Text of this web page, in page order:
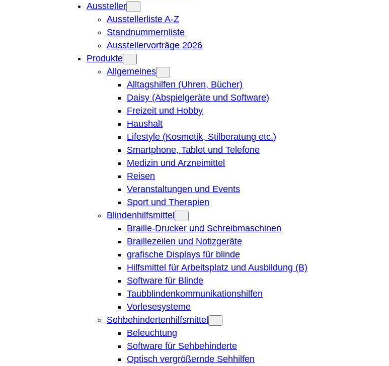
Aussteller
Ausstellerliste A-Z
Standnummernliste
Ausstellervorträge 2026
Produkte
Allgemeines
Alltagshilfen (Uhren, Bücher)
Daisy (Abspielgeräte und Software)
Freizeit und Hobby
Haushalt
Lifestyle (Kosmetik, Stilberatung etc.)
Smartphone, Tablet und Telefone
Medizin und Arzneimittel
Reisen
Veranstaltungen und Events
Sport und Therapien
Blindenhilfsmittel
Braille-Drucker und Schreibmaschinen
Braillezeilen und Notizgeräte
grafische Displays für blinde
Hilfsmittel für Arbeitsplatz und Ausbildung (B)
Software für Blinde
Taubblindenkommunikationshilfen
Vorlesesysteme
Sehbehindertenhilfsmittel
Beleuchtung
Software für Sehbehinderte
Optisch vergrößernde Sehhilfen